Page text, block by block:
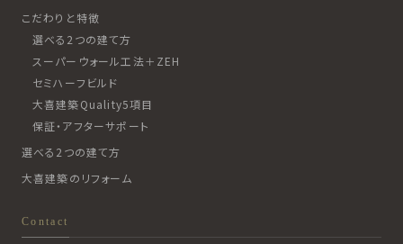
こだわりと特徴
選べる2つの建て方
スーパーウォール工法＋ZEH
セミハーフビルド
大喜建築Quality5項目
保証・アフターサポート
選べる2つの建て方
大喜建築のリフォーム
Contact